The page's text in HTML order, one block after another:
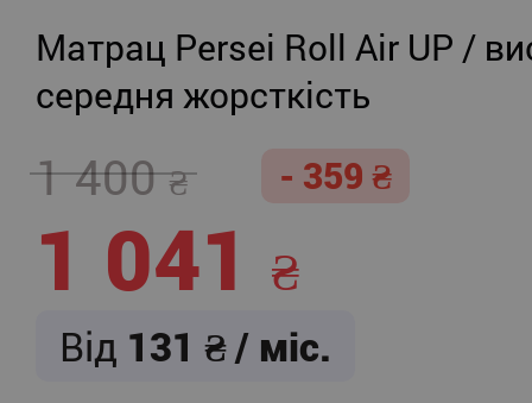
Матрац Persei Roll Air UP /
середня жорсткість
1 400 - 359
1 041
Від 131 / міс.